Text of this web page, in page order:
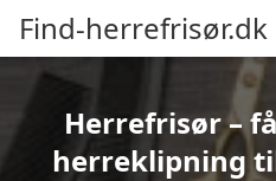
Find-herrefrisør.dk
Herrefrisør –
herreklipning